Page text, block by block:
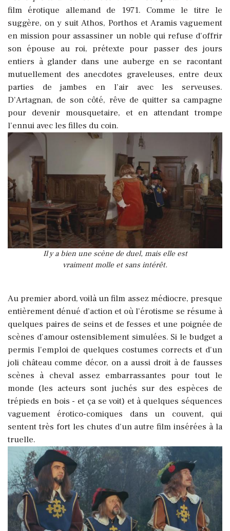
film érotique allemand de 1971. Comme le titre le
suggère, on y suit Athos, Porthos et Aramis vaguement
en mission pour assassiner un noble qui refuse d'offrir
son épouse au roi, prétexte pour passer des jours
entiers à glander dans une auberge en se racontant
mutuellement des anecdotes graveleuses, entre deux
parties de jambes en l’air avec les serveuses.
D’Artagnan, de son côté, rêve de quitter sa campagne
pour devenir mousquetaire, et en attendant trompe
l’ennui avec les filles du coin.
Il y a bien une scène de duel, mais elle est
vraiment molle et sans intérêt.
Au premier abord, voilà un film assez médiocre, presque
entièrement dénué d’action et où l’érotisme se résume à
quelques paires de seins et de fesses et une poignée de
scènes d’amour ostensiblement simulées. Si le budget a
permis l'emploi de quelques costumes corrects et d'un
joli château comme décor, on a aussi droit à de fausses
scènes à cheval assez embarrassantes pour tout le
monde (les acteurs sont juchés sur des espèces de
trépieds en bois - et ça se voit) et à quelques séquences
vaguement érotico-comiques dans un couvent, qui
sentent très fort les chutes d’un autre film insérées à la
truelle.